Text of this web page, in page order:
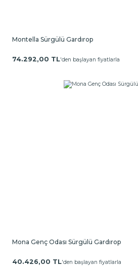
Montella Sürgülü Gardırop
74.292,00 TL'den başlayan fiyatlarla
Mona Genç Odası Sürgülü Gardırop
40.426,00 TL'den başlayan fiyatlarla